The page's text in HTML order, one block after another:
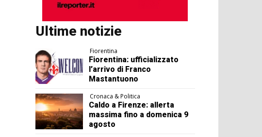
Ultime notizie
Fiorentina
Fiorentina: ufficializzato
l’arrivo di Franco
Mastantuono
Cronaca & Politica
Caldo a Firenze: allerta
massima fino a domenica 9
agosto